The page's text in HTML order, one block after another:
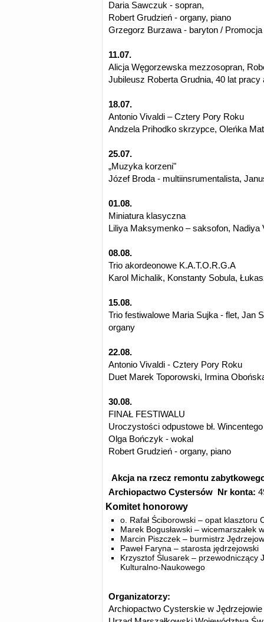
Daria Sawczuk - sopran,
Robert Grudzień - organy, piano
Grzegorz Burzawa - baryton / Promocja
11.07.
Alicja Węgorzewska mezzosopran,
Jubileusz Roberta Grudnia, 40 lat
18.07.
Antonio Vivaldi – Cztery Pory Roku
Andzela Prihodko skrzypce, Oleńka
25.07.
„Muzyka korzeni"
Józef Broda - multiinsrumentalista,
01.08.
Miniatura klasyczna
Liliya Maksymenko – saksofon, Nadiya
08.08.
Trio akordeonowe K.A.T.O.R.G.A
Karol Michalik, Konstanty Sobula,
15.08.
Trio festiwalowe Maria Sujka - flet, Jan
organy
22.08.
Antonio Vivaldi - Cztery Pory Roku
Duet Marek Toporowski, Irmina
30.08.
FINAŁ FESTIWALU
Uroczystości odpustowe bł. Wincentego
Olga Bończyk - wokal
Robert Grudzień - organy, piano
Akcja na rzecz remontu
Archiopactwo Cystersów Nr konta:
Komitet honorowy
o. Rafał Ściborowski – opat klasztoru
Marek Bogusławski – wicemarszałek
Marcin Piszczek – burmistrz
Paweł Faryna – starosta jędrzejowski
Krzysztof Ślusarek – przewodniczący
Kulturalno-Naukowego
Organizatorzy:
Archiopactwo Cysterskie w Jędrzejowie